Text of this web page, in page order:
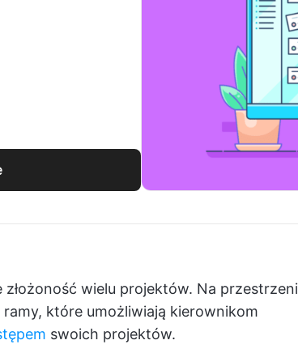
wielu projektów. Na przestrzeni
ramy, które umożliwiają kierownikom
swoich projektów.